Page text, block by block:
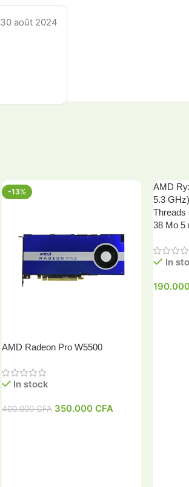
30 août 2024
-13%
AMD Radeon Pro W5500
In stock
400.000CFA 350.000 CFA
HOT
AMD
5.3
Threads
38 Mo 5
In